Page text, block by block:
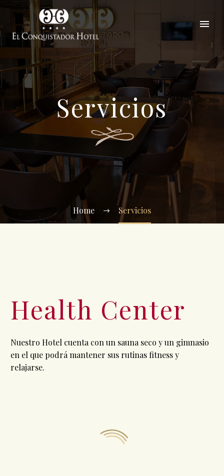
Servicios
Home Servicios
Health Center
Nuestro Hotel cuenta con un sauna seco y un gimnasio
en el que podrá mantener sus rutinas fitness y
relajarse.